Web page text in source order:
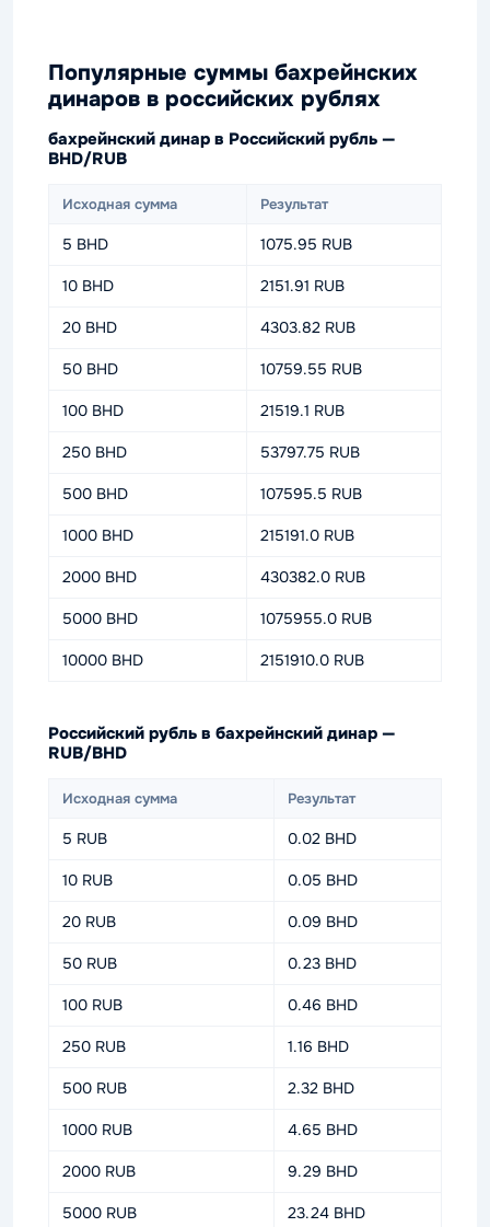
Популярные суммы бахрейнских
динаров в российских рублях
бахрейнский динар в Российский рубль —
BHD/RUB
Исходная сумма Результат
5 BHD 1075.95 RUB
10 BHD 2151.91 RUB
20 BHD 4303.82 RUB
50 BHD 10759.55 RUB
100 BHD 21519.1 RUB
250 BHD 53797.75 RUB
500 BHD 107595.5 RUB
1000 BHD 215191.0 RUB
2000 BHD 430382.0 RUB
5000 BHD 1075955.0 RUB
10000 BHD 2151910.0 RUB
Российский рубль в бахрейнский динар —
RUB/BHD
Исходная сумма Результат
5 RUB 0.02 BHD
10 RUB 0.05 BHD
20 RUB 0.09 BHD
50 RUB 0.23 BHD
100 RUB 0.46 BHD
250 RUB 1.16 BHD
500 RUB 2.32 BHD
1000 RUB 4.65 BHD
2000 RUB 9.29 BHD
5000 RUB 23.24 BHD